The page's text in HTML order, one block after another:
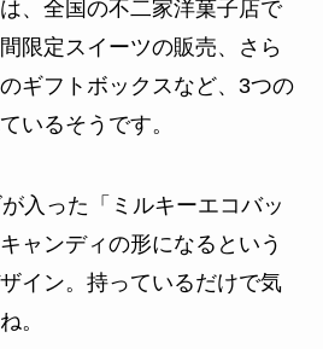
、全国の不二家洋菓子店で
限定スイーツの販売、さら
ギフトボックスなど、3つの
いるそうです。
入った「ミルキーエコバッ
ャンディの形になるという
イン。持っているだけで気
。